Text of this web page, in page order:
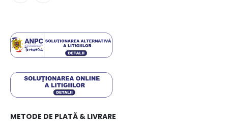
METODE DE PLATĂ & LIVRARE